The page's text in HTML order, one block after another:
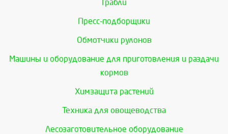
Грабли
Пресс-подборщики
Обмотчики рулонов
Машины и оборудование для приготовления и раздачи
кормов
Химзащита растений
Техника для овощеводства
Лесозаготовительное оборудование